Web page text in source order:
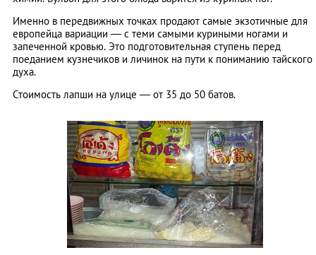
Именно в передвижных точках продают самые экзотичные для
европейца вариации ― с теми самыми куриными ногами и
запеченной кровью. Это подготовительная ступень перед
поеданием кузнечиков и личинок на пути к пониманию тайского
духа.
Стоимость лапши на улице ― от 35 до 50 батов.